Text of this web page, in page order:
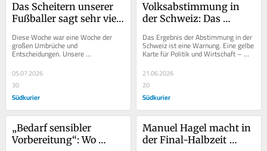
Das Scheitern unserer
Fußballer sagt sehr viel
Diese Woche war eine Woche der
großen Umbrüche und
Entscheidungen. Unsere
Nationalmannschaft scheitert mit
bemerkenswerter Einfallslosigkeit
bei der...
05.07.2026
30
Südkurier
Volksabstimmung in
der Schweiz: Das
Deutschland daraus
lernen
Das Ergebnis der Abstimmung in der
Schweiz ist eine Warnung. Eine gelbe
Karte für Politik und Wirtschaft –
sich...
21.06.2026
20
Südkurier
„Bedarf sensibler
Vorbereitung“: Wo
Manuel Hagel macht in
der Final-Halbzeit